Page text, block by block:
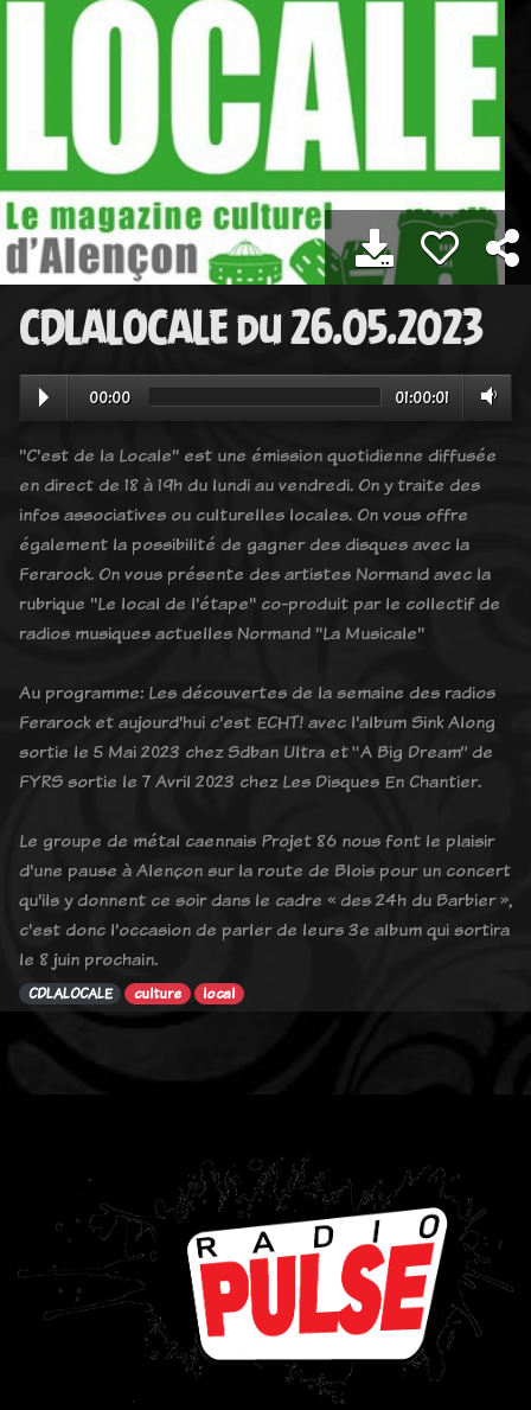
CDLALOCALE du 26.05.2023
00:00 01:00:01
"C'est de la Locale" est une émission quotidienne diffusée
en direct de 18 à 19h du lundi au vendredi. On y traite des
infos associatives ou culturelles locales. On vous offre
également la possibilité de gagner des disques avec la
Ferarock. On vous présente des artistes Normand avec la
rubrique "Le local de l'étape" co-produit par le collectif de
radios musiques actuelles Normand "La Musicale"
Au programme: Les découvertes de la semaine des radios
Ferarock et aujourd'hui c'est ECHT! avec l'album Sink Along
sortie le 5 Mai 2023 chez Sdban Ultra et “A Big Dream” de
FYRS sortie le 7 Avril 2023 chez Les Disques En Chantier.
Le groupe de métal caennais Projet 86 nous font le plaisir
d'une pause à Alençon sur la route de Blois pour un concert
qu'ils y donnent ce soir dans le cadre « des 24h du Barbier »,
c'est donc l'occasion de parler de leurs 3e album qui sortira
le 8 juin prochain.
CDLALOCALE culture local